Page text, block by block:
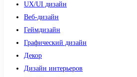
UX/UI дизайн
Веб-дизайн
Геймдизайн
Графический дизайн
Декор
Дизайн интерьеров